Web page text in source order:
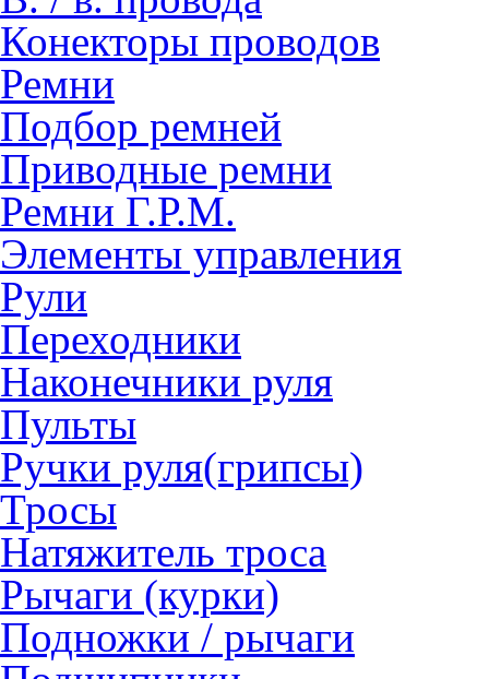
Конекторы проводов
Ремни
Подбор ремней
Приводные ремни
Ремни Г.Р.М.
Элементы управления
Рули
Переходники
Наконечники руля
Пульты
Ручки руля(грипсы)
Тросы
Натяжитель троса
Рычаги (курки)
Подножки / рычаги